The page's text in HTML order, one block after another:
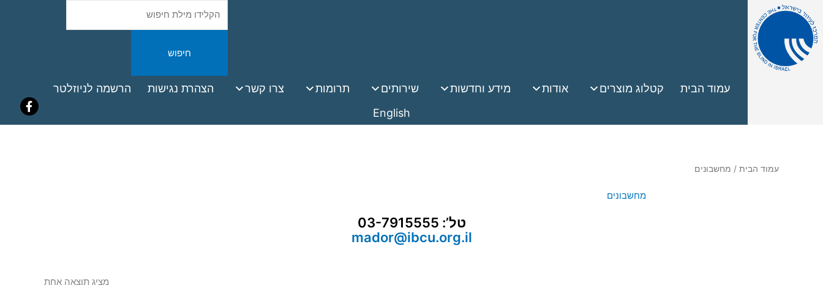
באתר
עמוד הבית קטלוג מוצרים אודות מידע וחדשות שירותים תרומות צרו קשר הצהרת נגישות
הרשמה לניוזלטר
English
עמוד הבית / מחשבונים
מחשבונים
טל’: 03-7915555
mador@ibcu.org.il
מציג תוצאה אחת